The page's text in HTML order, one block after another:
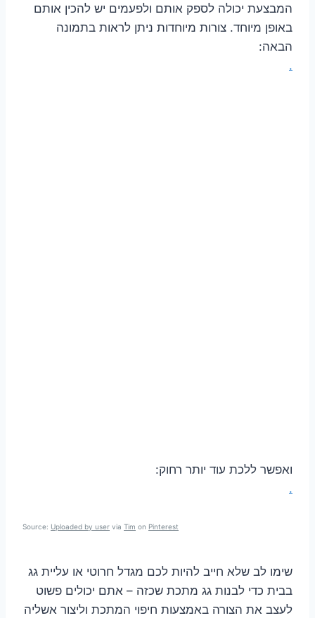
המבצעת יכולה לספק אותם ולפעמים יש להכין אותם
באופן מיוחד. צורות מיוחדות ניתן לראות בתמונה
הבאה:
.
ואפשר ללכת עוד יותר רחוק:
.
Source: Uploaded by user via Tim on Pinterest
שימו לב שלא חייב להיות לכם מגדל חרוטי או עליית גג
בבית כדי לבנות גג מתכת שכזה – אתם יכולים פשוט
לעצב את הצורה באמצעות חיפוי המתכת וליצור אשליה